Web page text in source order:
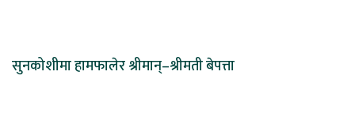
सुनकोशीमा हामफालेर श्रीमान्–श्रीमती बेपत्ता